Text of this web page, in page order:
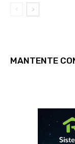
MANTENTE